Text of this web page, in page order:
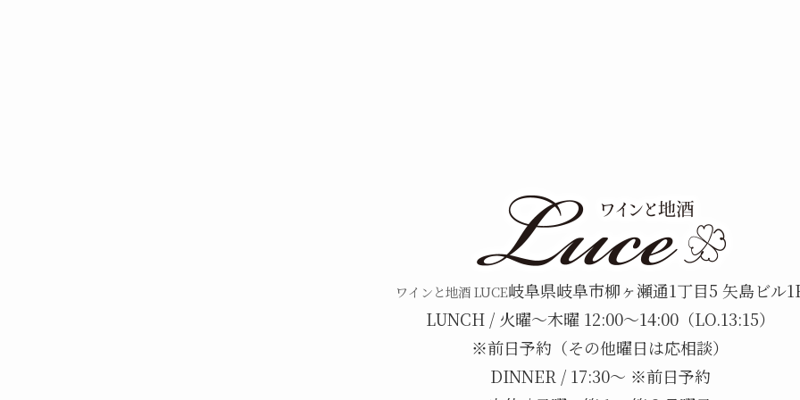
ワインと地酒 LUCE岐阜県岐阜市柳ヶ瀬通1丁目5 矢島ビル
LUNCH / 火曜〜木曜 12:00〜14:00（LO.13:15）
※前日予約（その他曜日は応相談）
DINNER / 17:30〜 ※前日予約